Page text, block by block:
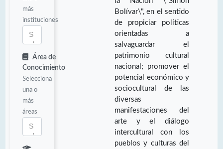
más
instituciones
Área de
Conocimiento
Selecciona
una o
más
áreas
Bolívar\", en el sentido
de propiciar políticas
orientadas a
salvaguardar el
patrimonio cultural
nacional; promover el
potencial económico y
sociocultural de las
diversas
manifestaciones del
arte y el diálogo
intercultural con los
pueblos y culturas del